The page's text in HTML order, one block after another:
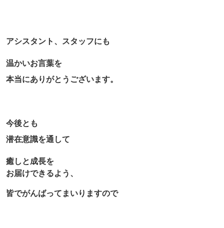
アシスタント、スタッフにも
温かいお言葉を
本当にありがとうございます。
今後とも
潜在意識を通して
癒しと成長を
お届けできるよう、
皆でがんばってまいりますので